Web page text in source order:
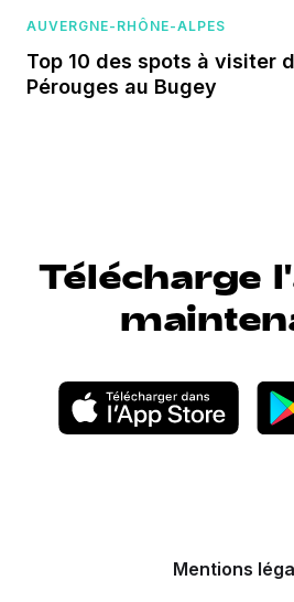
AUVERGNE-RHÔNE-ALPES
Top 10 des spots à visiter
Pérouges au Bugey
Télécharge
Mentions